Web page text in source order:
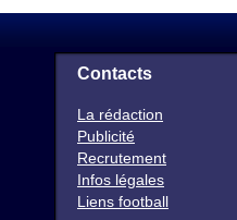
Contacts
La rédaction
Publicité
Recrutement
Infos légales
Liens football